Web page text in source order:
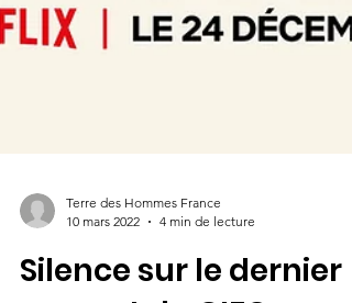
Terre des Hommes France
10 mars 2022
4 min de lecture